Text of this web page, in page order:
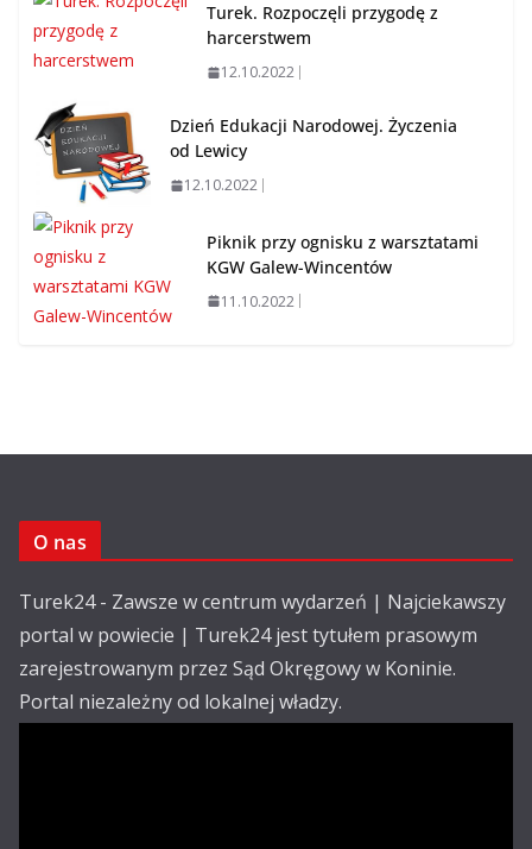
Turek. Rozpoczęli przygodę z
harcerstwem
12.10.2022
Dzień Edukacji Narodowej. Życzenia
od Lewicy
12.10.2022
Piknik przy ognisku z warsztatami
KGW Galew-Wincentów
11.10.2022
O nas
Turek24 - Zawsze w centrum wydarzeń | Najciekawszy
portal w powiecie | Turek24 jest tytułem prasowym
zarejestrowanym przez Sąd Okręgowy w Koninie.
Portal niezależny od lokalnej władzy.